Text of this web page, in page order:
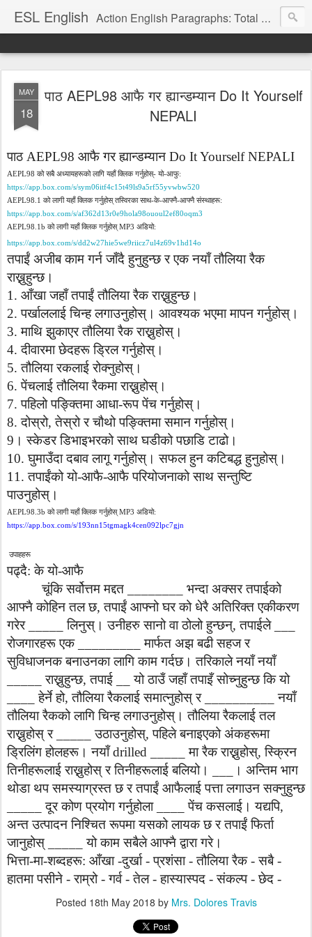
ESL English Action English Paragraphs: Total Physical Response (TPR) Paragraphs for the High School and Adult Language Student
MAY
18
पाठ AEPL98 आफै गर ह्यान्डम्यान Do It Yourself
NEPALI
पाठ AEPL98 आफै गर ह्यान्डम्यान Do It Yourself NEPALI
AEPL98 को सबै अध्यायहरूको लागि यहाँ क्लिक गर्नुहोस्- यो-आफु:
https://app.box.com/s/sym06itf4c15t49ls9a5rf55yvwbw520
AEPL98.1 को लागी यहाँ क्लिक गर्नुहोस् तस्विरका साथ-के-आफ्नै-आफ्नै संस्थाहरू:
https://app.box.com/s/af362d 13r0e9hola98ououl2ef80oqm3
AEPL98.1 b को लागी यहाँ क्लिक गर्नुहोस् MP3 अडियो:
https://app.box.com/s/dd2w27hie5we9riicz7ul4z69v1 hd 14o
तपाईं अजीब काम गर्न जाँदै हुनुहुन्छ र एक नयाँ तौलिया रैक
राख्नुहुन्छ।
1. आँखा जहाँ तपाईं तौलिया रैक राख्नुहुन्छ।
2.पर्खाललाई चिन्ह लगाउनुहोस्। आवश्यक भएमा मापन गर्नुहोस्।
3.माथि झुकाएर तौलिया रैक राख्नुहोस्।
4.दीवारमा छेदहरू ड्रिल गर्नुहोस्।
5.तौलिया रकलाई रोक्नुहोस्।
6.पेंचलाई तौलिया रैकमा राख्नुहोस्।
7.पहिलो पङ्क्तिमा आधा-रूप पेंच गर्नुहोस्।
8.दोस्रो,तेस्रो र चौथो पङ्क्तिमा समान गर्नुहोस्।
9 । स्केडर डिभाइभरको साथ घडीको पछाडि टाढो।
10.घुमाउँदा दबाव लागू गर्नुहोस्। सफल हुन कटिबद्ध हुनुहोस्।
11.तपाईंको यो-आफै-आफै परियोजनाको साथ सन्तुष्टि
पाउनुहोस्।
AEPL98.3b को लागी यहाँ क्लिक गर्नुहोस् MP3 अडियो:
https://app.box.com/s/193nn15tgmagk4cen092lpc7gjn
उपाहहरू
पढ्दै:के यो-आफै
चूंकि सर्वोत्तम मद्दत भन्दा अक्सर तपाईको
आफ्नै कोहिन तल छ,तपाईं आफ्नो घर को धेरै अतिरिक्त एकीकरण
गरेर
_____लिनुस्। उनीहरु सानो वा ठोलो हुन्छन्,तपाईले
रोजगारहरू एक _________मार्फत अझ बढी सहज र
सुविधाजनक बनाउनका लागि काम गर्दछ। तरिकाले नयाँ नयाँ
_____राख्नुहुन्छ,तपाई __यो ठाउँ जहाँ तपाइँ सोच्नुहुन्छ कि यो
____हेर्ने हो,तौलिया रैकलाई समात्नुहोस् र __________नयाँ
तौलिया रैकको लागि चिन्ह लगाउनुहोस्। तौलिया रैकलाई तल
राख्नुहोस् र _____उठाउनुहोस्,पहिले बनाइएको अंकहरूमा
ड्रिलिंग होलहरू। नयाँ drilled _____मा रैक राख्नुहोस्,स्क्रिन
तिनीहरूलाई राख्नुहोस् र तिनीहरूलाई बलियो। । अन्तिम भाग
थोडा थप समस्याग्रस्त छ र तपाईं आफैलाई पत्ता लगाउन सक्नुहुन्छ
_____दूर कोण प्रयोग गर्नुहोला ____पेंच कसलाई। यद्यपि,
अन्त उत्पादन निश्चित रूपमा यसको लायक छ र तपाईं फिर्ता
जानुहोस्
_____यो काम सबैले आफ्नै द्वारा गरे।
भित्ता-मा-शब्दहरू: आँखा-दुर्खा-प्रशंसा-तौलिया रैक-सबै-
हातमा पसीने -राम्रो-गर्व-तेल-हास्यास्पद - ​​संकल्प-छेद -
Posted 18th May 2018 by Mrs. Dolores Travis